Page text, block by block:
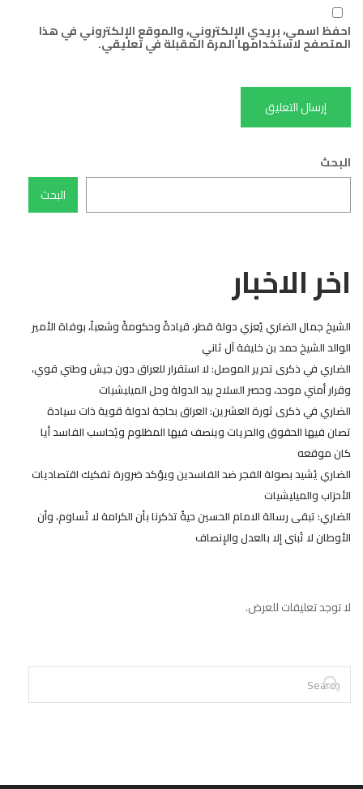
احفظ اسمي، بريدي الإلكتروني، والموقع الإلكتروني في هذا
المتصفح لاستخدامها المرة المقبلة في تعليقي.
البحث
البحث
اخر الاخبار
الشيخ جمال الضاري يُعزي دولة قطر، قيادةً وحكومةً وشعباً، بوفاة الأمير
الوالد الشيخ حمد بن خليفة آل ثاني
الضاري في ذكرى تحرير الموصل: لا استقرار للعراق دون جيش وطني قوي،
وقرار أمني موحد، وحصر السلاح بيد الدولة وحل الميليشيات
الضاري في ذكرى ثورة العشرين: العراق بحاجة لدولة قوية ذات سيادة
تصان فيها الحقوق والحريات وينصف فيها المظلوم ويُحاسب الفاسد أيا
كان موقعه
الضاري يُشيد بصولة الفجر ضد الفاسدين ويؤكد ضرورة تفكيك اقتصاديات
الأحزاب والميليشيات
الضاري: تبقى رسالة الامام الحسين حيةً تذكرنا بأن الكرامة لا تُساوم، وأن
الأوطان لا تُبنى إلا بالعدل والإنصاف
لا توجد تعليقات للعرض.